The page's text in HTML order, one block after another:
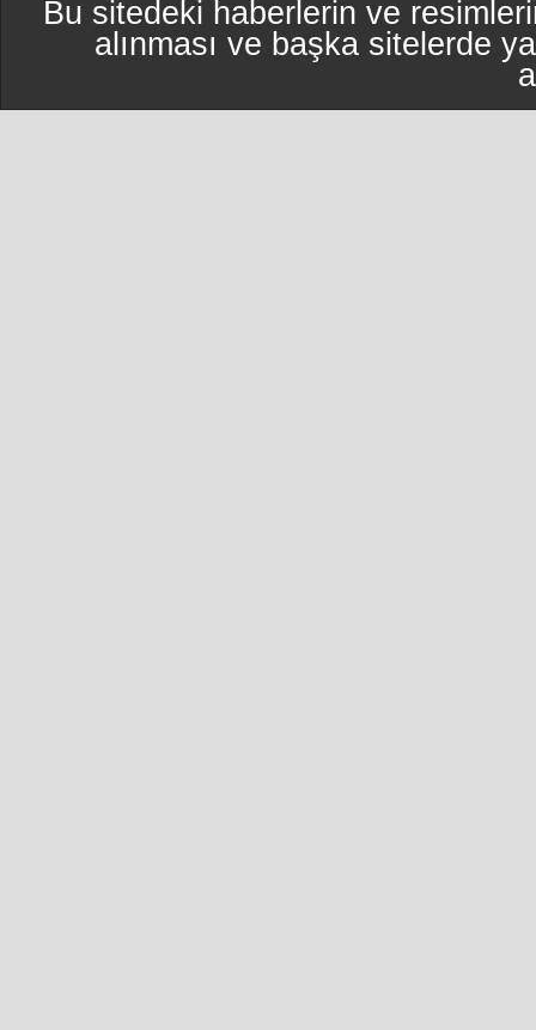
Bu sitedeki haberlerin ve
alınması ve başka sitelerde